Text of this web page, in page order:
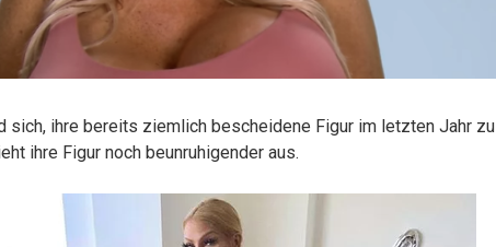
sich, ihre bereits ziemlich bescheidene Figur im letzten Jahr zu
ihre Figur noch beunruhigender aus.